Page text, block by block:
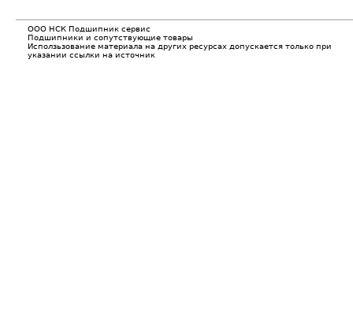
ООО НСК Подшипник сервис
Подшипники и сопутствующие товары
Исползьзование материала на других ресурсах допускается только при
указании ссылки на источник